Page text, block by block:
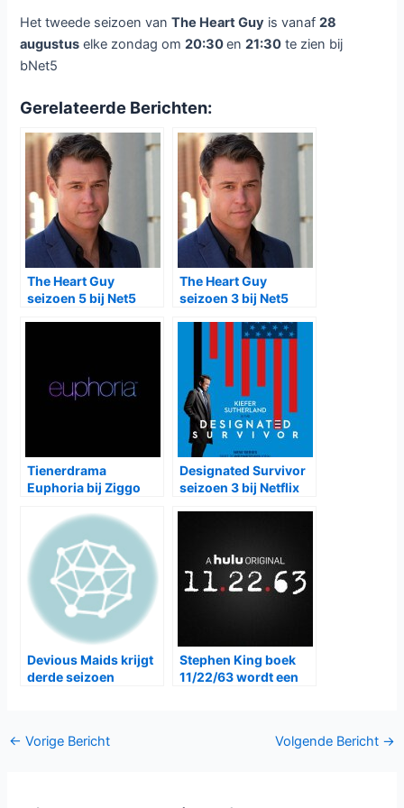
Het tweede seizoen vanThe Heart Guy is vanaf28
augustus elke zondag om20:30en21:30 te zien bij
bNet5
Gerelateerde Berichten:
The Heart Guy
seizoen 5 bij Net5
The Heart Guy
seizoen 3 bij Net5
Tienerdrama
Euphoria bij Ziggo
Designated Survivor
seizoen 3 bij Netflix
Devious Maids krijgt
derde seizoen
Stephen King boek
11/22/63 wordt een
Bericht
← Vorige Bericht Volgende Bericht →